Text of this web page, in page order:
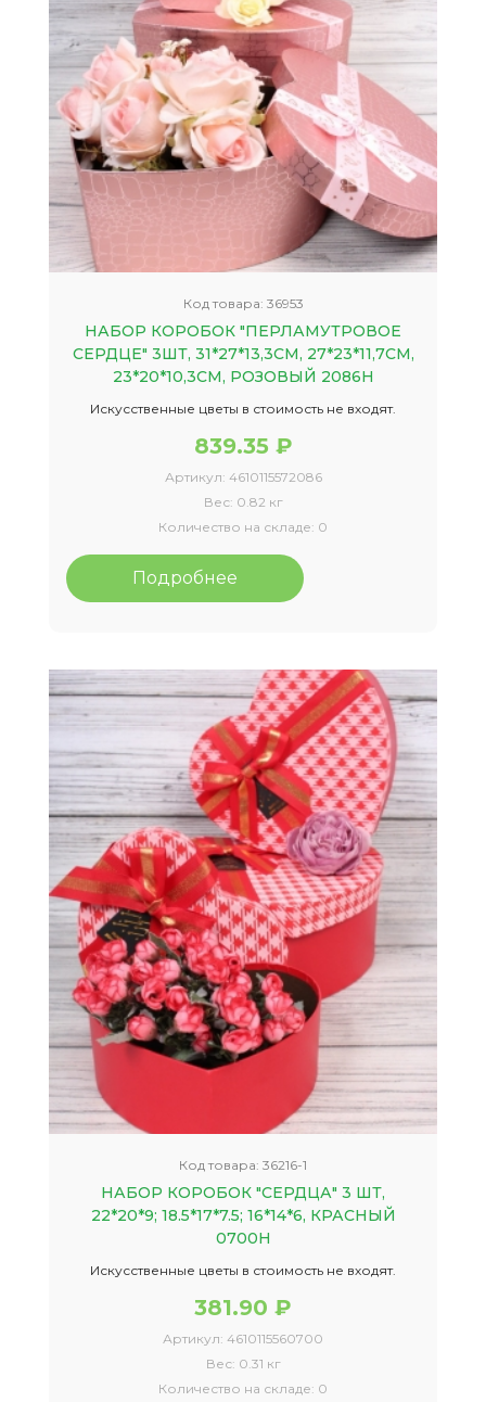
Код товара: 36953
НАБОР КОРОБОК "ПЕРЛАМУТРОВОЕ
СЕРДЦЕ" 3ШТ, 31*27*13,3CM, 27*23*11,7CM,
23*20*10,3CM, РОЗОВЫЙ 2086Н
Искусственные цветы в стоимость не входят.
839.35 ₽
Артикул: 4610115572086
Вес: 0.82 кг
Количество на складе: 0
Подробнее
Код товара: 36216-1
НАБОР КОРОБОК "СЕРДЦА" 3 ШТ,
22*20*9; 18.5*17*7.5; 16*14*6, КРАСНЫЙ
0700Н
Искусственные цветы в стоимость не входят.
381.90 ₽
Артикул: 4610115560700
Вес: 0.31 кг
Количество на складе: 0